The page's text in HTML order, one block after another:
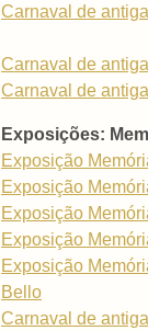
Carnaval de
Carnaval de
Carnaval de
Exposições:
Exposição
Exposição
Exposição
Exposição
Exposição
Bello
Carnaval de